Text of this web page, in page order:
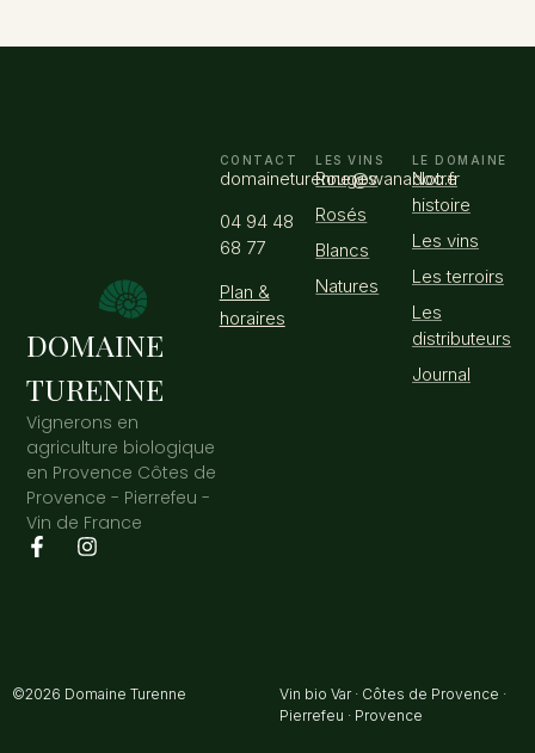
DOMAINE
TURENNE
Vignerons en
agriculture biologique
en Provence Côtes de
Provence - Pierrefeu -
Vin de France
LE DOMAINE
Notre
histoire
Les vins
Les terroirs
Les
distributeurs
Journal
LES VINS
Rouges
Rosés
Blancs
Natures
CONTACT
domaineturenne@wanadoo.fr
04 94 48
68 77
Plan &
horaires
©2026 Domaine Turenne
Vin bio Var · Côtes de Provence ·
Pierrefeu · Provence